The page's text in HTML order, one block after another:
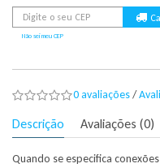
Não sei meu CEP
0 avaliações/
Descrição Avaliações (0)
Quando se especifica